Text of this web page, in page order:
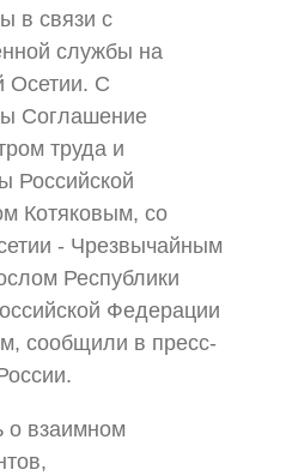
в связи с
службы на
Осетии. С
Соглашение
труда и
Российской
Котяковым, со
- Чрезвычайным
Республики
Федерации
сообщили в пресс-
о взаимном